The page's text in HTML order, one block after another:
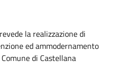
la realizzazione di
ed ammodernamento
di Castellana